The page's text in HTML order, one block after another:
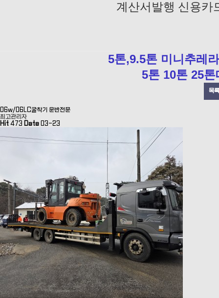
계산서발행 신용카
5톤,9.5톤 미니추레
5톤 10톤 25
목록
06w/06LC굴착기 운반전문
최고관리자
Hit 473 Date 03-23